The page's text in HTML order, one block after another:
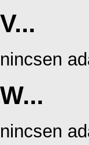
V...
nincsen
W...
nincsen